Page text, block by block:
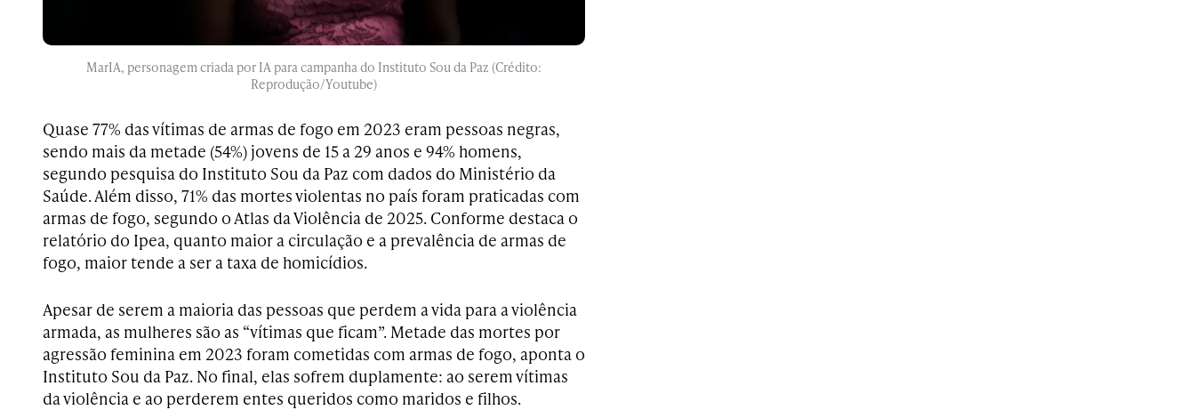
MarIA, personagem criada por IA para campanha do Instituto Sou da Paz (Crédito:
Reprodução/Youtube)
Quase 77% das vítimas de armas de fogo em 2023 eram pessoas negras,
sendo mais da metade (54%) jovens de 15 a 29 anos e 94% homens,
segundo pesquisa do Instituto Sou da Paz com dados do Ministério da
Saúde. Além disso, 71% das mortes violentas no país foram praticadas com
armas de fogo, segundo o Atlas da Violência de 2025. Conforme destaca o
relatório do Ipea, quanto maior a circulação e a prevalência de armas de
fogo, maior tende a ser a taxa de homicídios.
Apesar de serem a maioria das pessoas que perdem a vida para a violência
armada, as mulheres são as “vítimas que ficam”. Metade das mortes por
agressão feminina em 2023 foram cometidas com armas de fogo, aponta o
Instituto Sou da Paz. No final, elas sofrem duplamente: ao serem vítimas
da violência e ao perderem entes queridos como maridos e filhos.